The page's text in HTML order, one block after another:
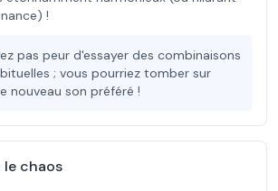
!
pas peur d'essayer des combinaisons
; vous pourriez tomber sur
nouveau son préféré !
le chaos